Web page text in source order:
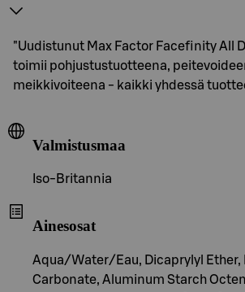
"Uudistunut Max Factor Facefinity All
toimii pohjustustuotteena,
meikkivoiteena - kaikki yhdessä
Valmistusmaa
Iso-Britannia
Ainesosat
Aqua/Water/Eau, Dicaprylyl Ether,
Carbonate, Aluminum Starch